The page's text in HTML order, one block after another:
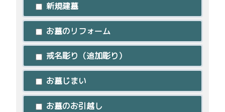
新規建墓
お墓のリフォーム
戒名彫り（追加彫り）
お墓じまい
お墓のお引越し